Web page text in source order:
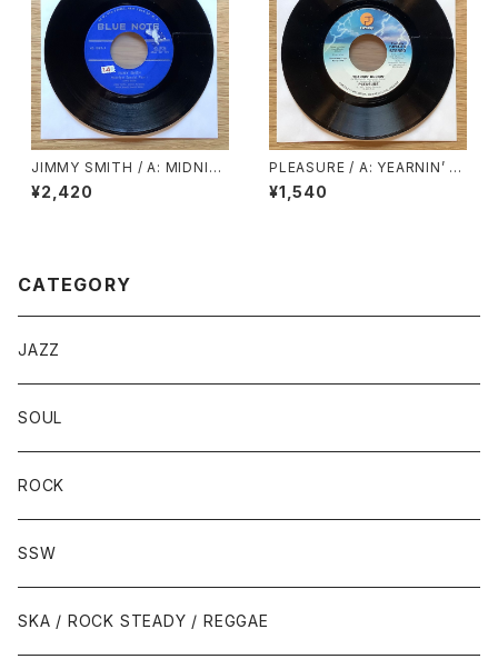
JIMMY SMITH / A: MIDNIG
HT SPECIAL PART.1 / B: MI
DNIGHT SPECIAL PART.2
¥2,420
PLEASURE / A: YEARNIN’ B
URNIN’ (STEREO) / B: YEAR
NIN’ BURNIN’ (MONO)
¥1,540
CATEGORY
JAZZ
SOUL
ROCK
SSW
SKA / ROCK STEADY / REGGAE